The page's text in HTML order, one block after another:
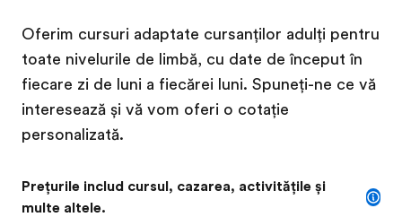
Careers
Join the team
Oferim cursuri adaptate cursanților adulți pentru
toate nivelurile de limbă, cu date de început în
fiecare zi de luni a fiecărei luni. Spuneți-ne ce vă
interesează și vă vom oferi o cotație
personalizată.
Prețurile includ cursul, cazarea, activitățile și
multe altele.